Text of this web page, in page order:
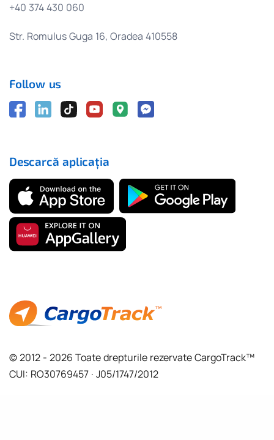
+40 374 430 060
Str. Romulus Guga 16, Oradea 410558
© 2012 - 2026 Toate drepturile rezervate CargoTrack™
CUI: RO30769457 · J05/1747/2012
Follow us
Descarcă aplicația